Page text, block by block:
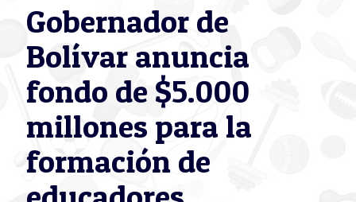
Gobernador de
Bolívar anuncia
fondo de $5.000
millones para la
formación de